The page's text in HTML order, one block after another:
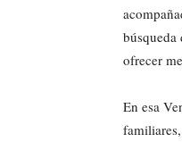
ofrecer
En esa